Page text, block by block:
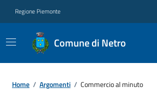
Regione Piemonte
Comune di Netro
Home / Argomenti / Commercio al minuto